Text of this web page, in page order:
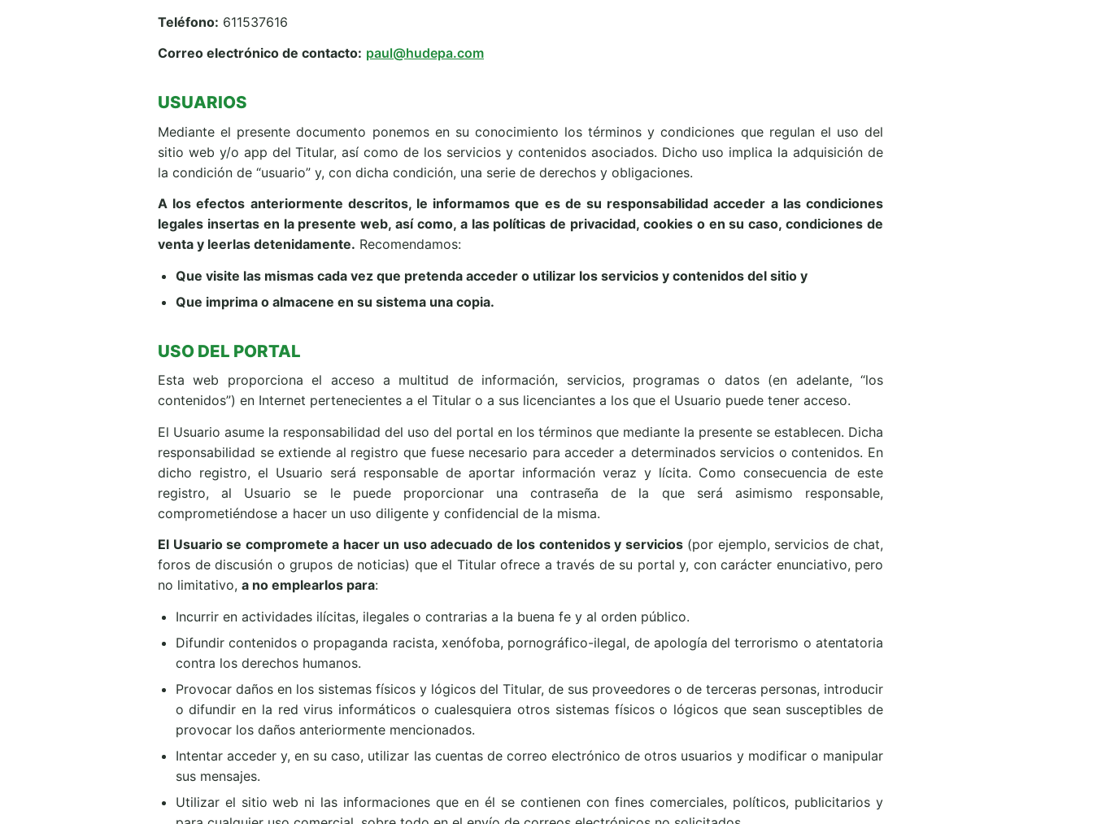
Teléfono: 611537616
Correo electrónico de contacto: paul@hudepa.com
USUARIOS
Mediante el presente documento ponemos en su conocimiento los términos y condiciones que regulan el uso del
sitio web y/o app del Titular, así como de los servicios y contenidos asociados. Dicho uso implica la adquisición de
la condición de “usuario” y, con dicha condición, una serie de derechos y obligaciones.
A los efectos anteriormente descritos, le informamos que es de su responsabilidad acceder a las condiciones
legales insertas en la presente web, así como, a las políticas de privacidad, cookies o en su caso, condiciones de
venta y leerlas detenidamente. Recomendamos:
Que visite las mismas cada vez que pretenda acceder o utilizar los servicios y contenidos del sitio y
Que imprima o almacene en su sistema una copia.
USO DEL PORTAL
Esta web proporciona el acceso a multitud de información, servicios, programas o datos (en adelante, “los
contenidos”) en Internet pertenecientes a el Titular o a sus licenciantes a los que el Usuario puede tener acceso.
El Usuario asume la responsabilidad del uso del portal en los términos que mediante la presente se establecen. Dicha
responsabilidad se extiende al registro que fuese necesario para acceder a determinados servicios o contenidos. En
dicho registro, el Usuario será responsable de aportar información veraz y lícita. Como consecuencia de este
registro, al Usuario se le puede proporcionar una contraseña de la que será asimismo responsable,
comprometiéndose a hacer un uso diligente y confidencial de la misma.
El Usuario se compromete a hacer un uso adecuado de los contenidos y servicios(por ejemplo, servicios de chat,
foros de discusión o grupos de noticias) que el Titular ofrece a través de su portal y, con carácter enunciativo, pero
no limitativo, a no emplearlos para:
Incurrir en actividades ilícitas, ilegales o contrarias a la buena fe y al orden público.
Difundir contenidos o propaganda racista, xenófoba, pornográfico-ilegal, de apología del terrorismo o atentatoria
contra los derechos humanos.
Provocar daños en los sistemas físicos y lógicos del Titular, de sus proveedores o de terceras personas, introducir
o difundir en la red virus informáticos o cualesquiera otros sistemas físicos o lógicos que sean susceptibles de
provocar los daños anteriormente mencionados.
Intentar acceder y, en su caso, utilizar las cuentas de correo electrónico de otros usuarios y modificar o manipular
sus mensajes.
Utilizar el sitio web ni las informaciones que en él se contienen con fines comerciales, políticos, publicitarios y